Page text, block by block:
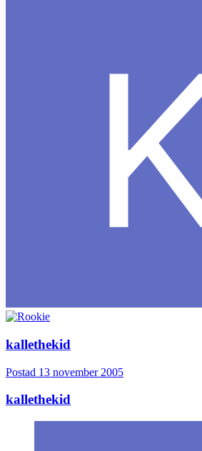
kallethekid
Postad 13 november 2005
kallethekid